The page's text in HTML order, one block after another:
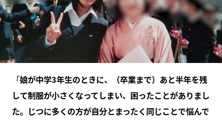
「娘が中学3年生のときに、（卒業まで）あと半年を残
して制服が小さくなってしまい、困ったことがありまし
た。じつに多くの方が自分とまったく同じことで悩んで